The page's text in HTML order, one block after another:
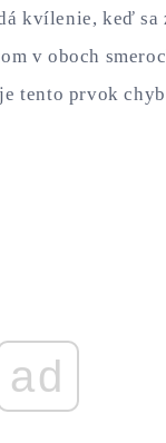
kvílenie, keď sa
v oboch
tento prvok
ad